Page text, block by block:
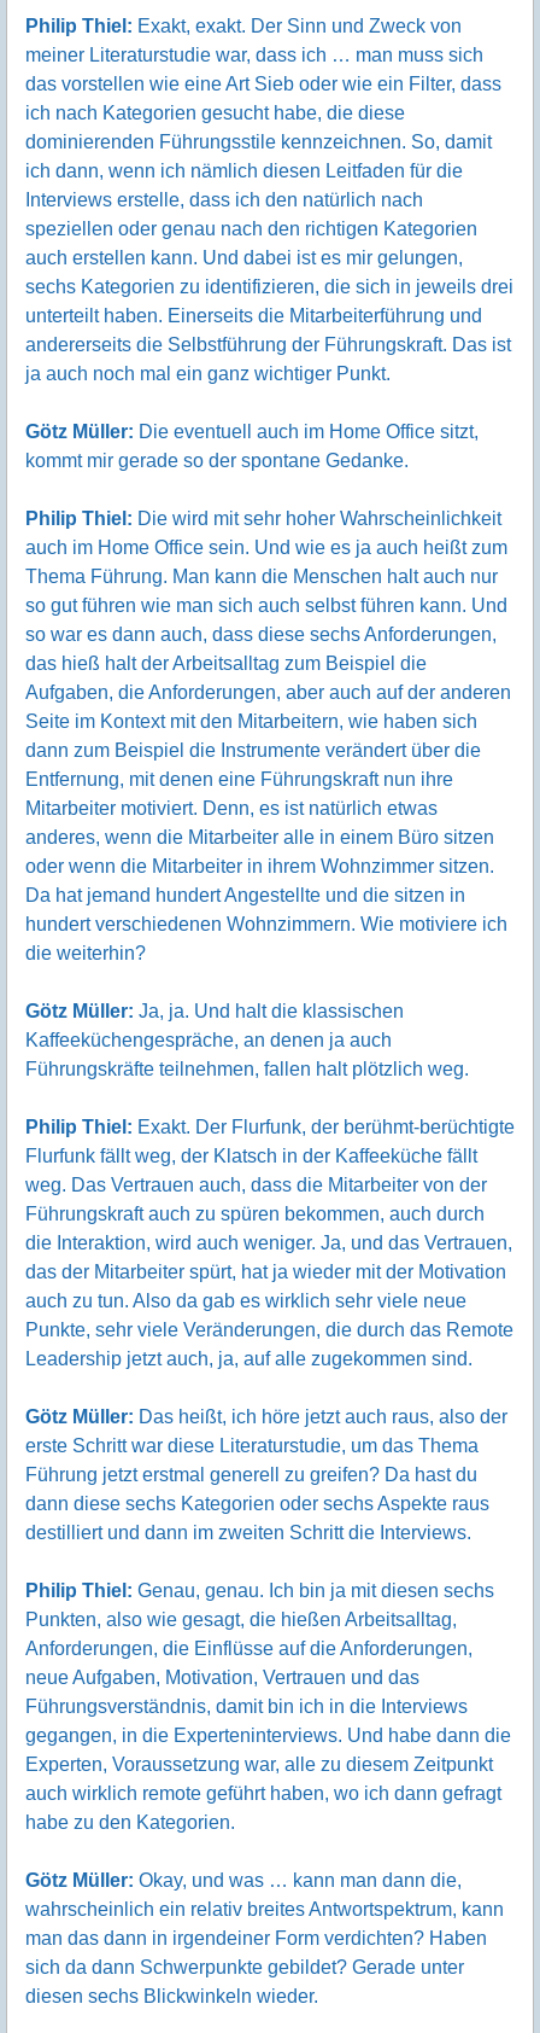
Philip Thiel: Exakt, exakt. Der Sinn und Zweck von
meiner Literaturstudie war, dass ich … man muss sich
das vorstellen wie eine Art Sieb oder wie ein Filter, dass
ich nach Kategorien gesucht habe, die diese
dominierenden Führungsstile kennzeichnen. So, damit
ich dann, wenn ich nämlich diesen Leitfaden für die
Interviews erstelle, dass ich den natürlich nach
speziellen oder genau nach den richtigen Kategorien
auch erstellen kann. Und dabei ist es mir gelungen,
sechs Kategorien zu identifizieren, die sich in jeweils drei
unterteilt haben. Einerseits die Mitarbeiterführung und
andererseits die Selbstführung der Führungskraft. Das ist
ja auch noch mal ein ganz wichtiger Punkt.
Götz Müller: Die eventuell auch im Home Office sitzt,
kommt mir gerade so der spontane Gedanke.
Philip Thiel: Die wird mit sehr hoher Wahrscheinlichkeit
auch im Home Office sein. Und wie es ja auch heißt zum
Thema Führung. Man kann die Menschen halt auch nur
so gut führen wie man sich auch selbst führen kann. Und
so war es dann auch, dass diese sechs Anforderungen,
das hieß halt der Arbeitsalltag zum Beispiel die
Aufgaben, die Anforderungen, aber auch auf der anderen
Seite im Kontext mit den Mitarbeitern, wie haben sich
dann zum Beispiel die Instrumente verändert über die
Entfernung, mit denen eine Führungskraft nun ihre
Mitarbeiter motiviert. Denn, es ist natürlich etwas
anderes, wenn die Mitarbeiter alle in einem Büro sitzen
oder wenn die Mitarbeiter in ihrem Wohnzimmer sitzen.
Da hat jemand hundert Angestellte und die sitzen in
hundert verschiedenen Wohnzimmern. Wie motiviere ich
die weiterhin?
Götz Müller: Ja, ja. Und halt die klassischen
Kaffeeküchengespräche, an denen ja auch
Führungskräfte teilnehmen, fallen halt plötzlich weg.
Philip Thiel: Exakt. Der Flurfunk, der berühmt-berüchtigte
Flurfunk fällt weg, der Klatsch in der Kaffeeküche fällt
weg. Das Vertrauen auch, dass die Mitarbeiter von der
Führungskraft auch zu spüren bekommen, auch durch
die Interaktion, wird auch weniger. Ja, und das Vertrauen,
das der Mitarbeiter spürt, hat ja wieder mit der Motivation
auch zu tun. Also da gab es wirklich sehr viele neue
Punkte, sehr viele Veränderungen, die durch das Remote
Leadership jetzt auch, ja, auf alle zugekommen sind.
Götz Müller: Das heißt, ich höre jetzt auch raus, also der
erste Schritt war diese Literaturstudie, um das Thema
Führung jetzt erstmal generell zu greifen? Da hast du
dann diese sechs Kategorien oder sechs Aspekte raus
destilliert und dann im zweiten Schritt die Interviews.
Philip Thiel: Genau, genau. Ich bin ja mit diesen sechs
Punkten, also wie gesagt, die hießen Arbeitsalltag,
Anforderungen, die Einflüsse auf die Anforderungen,
neue Aufgaben, Motivation, Vertrauen und das
Führungsverständnis, damit bin ich in die Interviews
gegangen, in die Experteninterviews. Und habe dann die
Experten, Voraussetzung war, alle zu diesem Zeitpunkt
auch wirklich remote geführt haben, wo ich dann gefragt
habe zu den Kategorien.
Götz Müller: Okay, und was … kann man dann die,
wahrscheinlich ein relativ breites Antwortspektrum, kann
man das dann in irgendeiner Form verdichten? Haben
sich da dann Schwerpunkte gebildet? Gerade unter
diesen sechs Blickwinkeln wieder.